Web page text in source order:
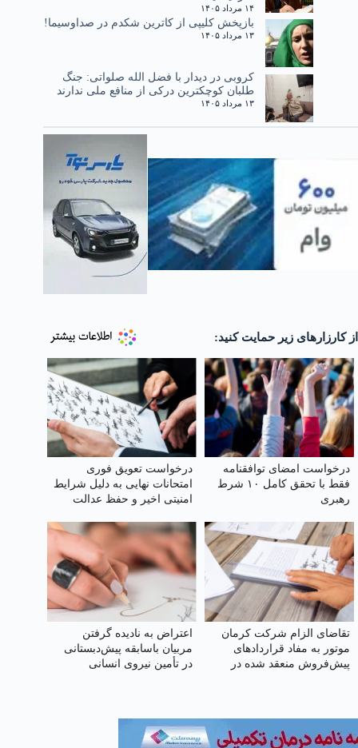
۱۴ مرداد ۱۴۰۵
بازپخش کلیپی از کاترین شکدم در صداوسیما!
۱۳ مرداد ۱۴۰۵
کروبی در دیدار با فضل الله صلواتی: جنگ
طلبان کوچکترین درکی از منافع ملی ندارند
۱۳ مرداد ۱۴۰۵
از کارزارهای زیر حمایت کنید:
درخواست امضای توافقنامه
فقط با تحقق کامل ۱۰ شرط
رهبری
درخواست تعویق فوری
امتحانات نهایی به دلیل شرایط
امنیتی اخیر و حفظ عدالت
تقاضای الزام شرکت کرمان
موتور به مفاد قراردادهای
پیش‌فروش منعقد شده در
اعتراض به نادیده گرفتن
مربیان باسابقه پیش‌دبستانی
در تأمین نیروی انسانی